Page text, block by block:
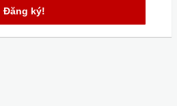
Đăng ký!